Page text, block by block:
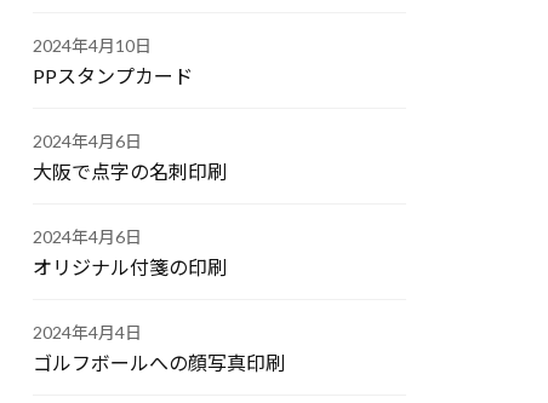
2024年4月10日
PPスタンプカード
2024年4月6日
大阪で点字の名刺印刷
2024年4月6日
オリジナル付箋の印刷
2024年4月4日
ゴルフボールへの顔写真印刷